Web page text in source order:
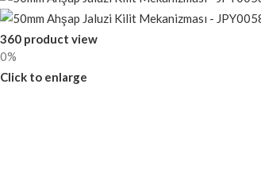
360 product view
0%
Click to enlarge